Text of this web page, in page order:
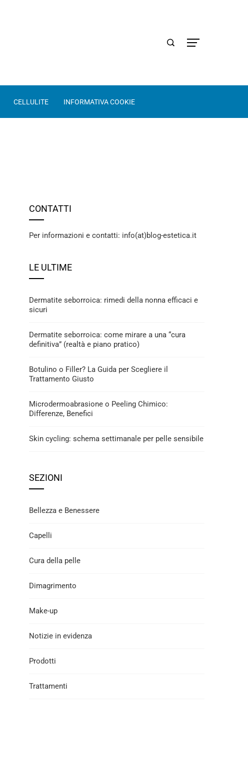
CELLULITE INFORMATIVA COOKIE
CONTATTI
Per informazioni e contatti: info(at)blog-estetica.it
LE ULTIME
Dermatite seborroica: rimedi della nonna efficaci e
sicuri
Dermatite seborroica: come mirare a una “cura
definitiva” (realtà e piano pratico)
Botulino o Filler? La Guida per Scegliere il
Trattamento Giusto
Microdermoabrasione o Peeling Chimico:
Differenze, Benefici
Skin cycling: schema settimanale per pelle sensibile
SEZIONI
Bellezza e Benessere
Capelli
Cura della pelle
Dimagrimento
Make-up
Notizie in evidenza
Prodotti
Trattamenti